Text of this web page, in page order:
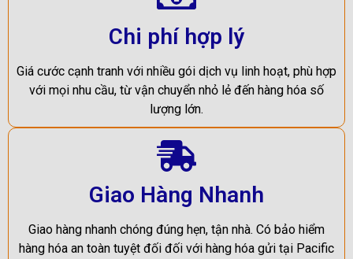
Chi phí hợp lý
Giá cước cạnh tranh với nhiều gói dịch vụ linh hoạt, phù hợp
với mọi nhu cầu, từ vận chuyển nhỏ lẻ đến hàng hóa số
lượng lớn.
Giao Hàng Nhanh
Giao hàng nhanh chóng đúng hẹn, tận nhà. Có bảo hiểm
hàng hóa an toàn tuyệt đối đối với hàng hóa gửi tại Pacific